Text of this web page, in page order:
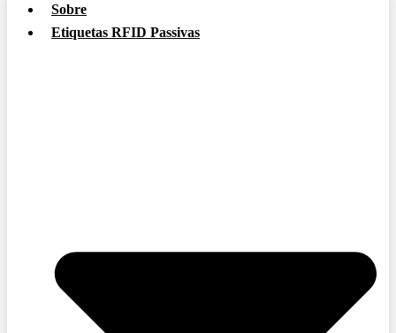
Sobre
Etiquetas RFID Passivas